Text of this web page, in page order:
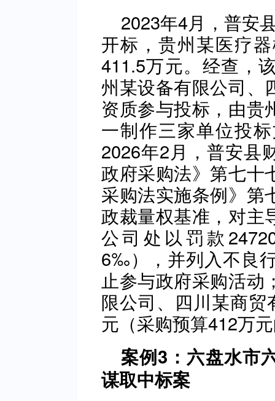
2023年4月，普安
开标，贵州某医疗
411.5万元。经查，
州某设备有限公司、
资质参与投标，由贵
一制作三家单位投
2026年2月，普安县
政府采购法》第七十
采购法实施条例》第
政裁量权基准，对主
公司处以罚款
6‰‌），并列入不良
止参与政府采购活
限公司、四川某商
元（采购预算412万
案例3：六盘水市
谋取中标案